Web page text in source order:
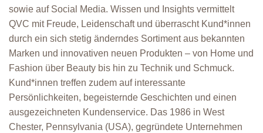
sowie auf Social Media. Wissen und Insights vermittelt
QVC mit Freude, Leidenschaft und überrascht Kund*innen
durch ein sich stetig änderndes Sortiment aus bekannten
Marken und innovativen neuen Produkten – von Home und
Fashion über Beauty bis hin zu Technik und Schmuck.
Kund*innen treffen zudem auf interessante
Persönlichkeiten, begeisternde Geschichten und einen
ausgezeichneten Kundenservice. Das 1986 in West
Chester, Pennsylvania (USA), gegründete Unternehmen